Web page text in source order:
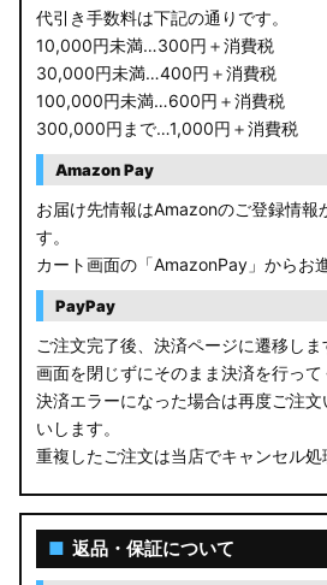
代引き手数料は下記の通りです。
10,000円未満…300円＋消費税
30,000円未満…400円＋消費税
100,000円未満…600円＋消費税
300,000円まで…1,000円＋消費税
Amazon Pay
お届け先情報はAmazonのご登録情報
す。
カート画面の「AmazonPay」からお
PayPay
ご注文完了後、決済ページに遷移しま
画面を閉じずにそのまま決済を行って
決済エラーになった場合は再度ご注
いします。
重複したご注文は当店でキャンセル処
■ 返品・保証について